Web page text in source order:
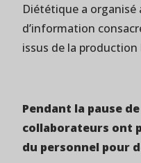
Diététique a organisé
d’information
issus de la
Pendant la pause
collaborateurs ont
du personnel pour